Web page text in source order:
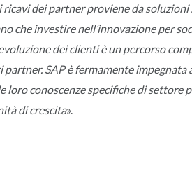
ricavi dei partner proviene da soluzioni
che investire nell’innovazione per
dei clienti è un percorso
SAP è fermamente impegnata
loro conoscenze specifiche di settore
di crescita».